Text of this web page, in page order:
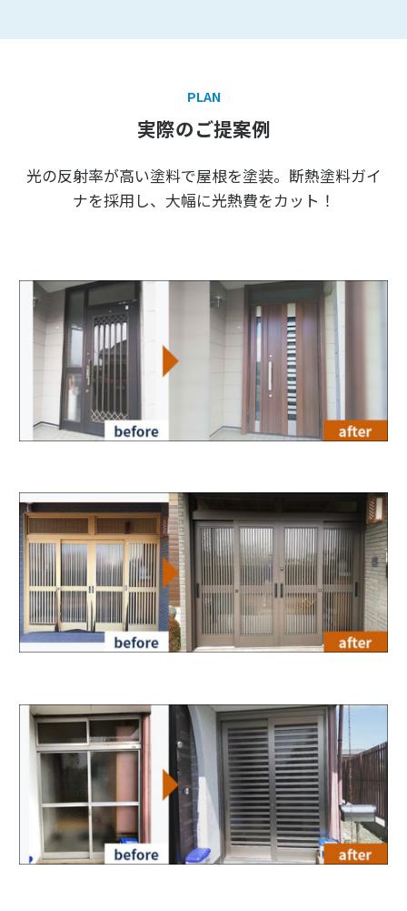
PLAN
実際のご提案例
光の反射率が高い塗料で屋根を塗装。断熱塗料ガイ
ナを採用し、大幅に光熱費をカット！